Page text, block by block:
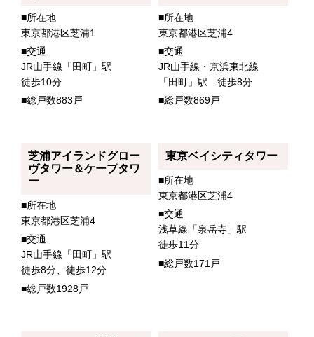
■所在地
東京都港区芝浦1
■交通
JR山手線「田町」駅
徒歩10分
■総戸数883戸
■所在地
東京都港区芝浦4
■交通
JR山手線・京浜東北線
「田町」駅 徒歩8分
■総戸数869戸
芝浦アイランドグロー
ヴタワー＆ケープタワ
ー
■所在地
東京都港区芝浦4
■交通
JR山手線「田町」駅
徒歩8分、徒歩12分
■総戸数1928戸
東京ベイシティタワー
■所在地
東京都港区芝浦4
■交通
浅草線「泉岳寺」駅
徒歩11分
■総戸数171戸